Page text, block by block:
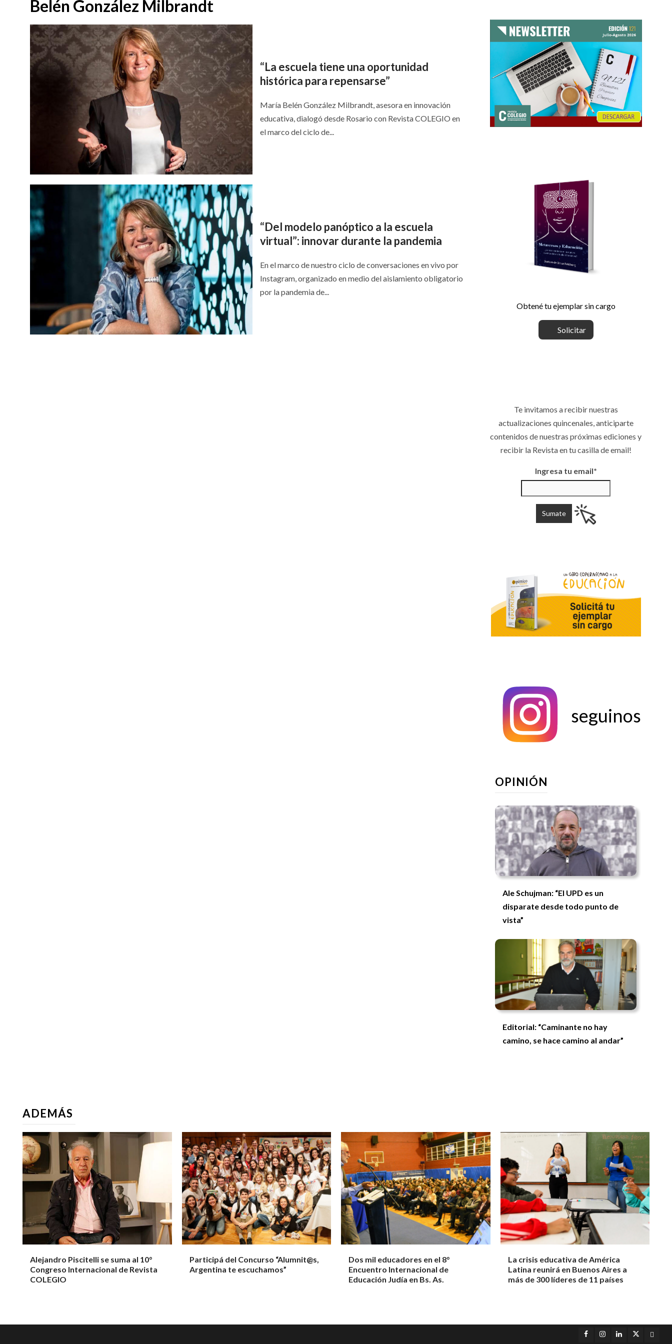
Belén González Milbrandt
“La escuela tiene una oportunidad
histórica para repensarse”
María Belén González Milbrandt, asesora en innovación
educativa, dialogó desde Rosario con Revista COLEGIO en
el marco del ciclo de...
“Del modelo panóptico a la escuela
virtual”: innovar durante la pandemia
En el marco de nuestro ciclo de conversaciones en vivo por
Instagram, organizado en medio del aislamiento obligatorio
por la pandemia de...
Obtené tu ejemplar sin cargo
Solicitar
Te invitamos a recibir nuestras
actualizaciones quincenales, anticiparte
contenidos de nuestras próximas ediciones y
recibir la Revista en tu casilla de email!
Ingresa tu email*
seguinos
OPINIÓN
Ale Schujman: “El UPD es un
disparate desde todo punto de
vista”
Editorial: “Caminante no hay
camino, se hace camino al andar”
ADEMÁS
Alejandro Piscitelli se suma al 10°
Congreso Internacional de Revista
COLEGIO
Participá del Concurso “Alumnit@s,
Argentina te escuchamos”
Dos mil educadores en el 8°
Encuentro Internacional de
Educación Judía en Bs. As.
La crisis educativa de América
Latina reunirá en Buenos Aires a
más de 300 líderes de 11 países
Facebook
Instagram
LinkedInTwitter